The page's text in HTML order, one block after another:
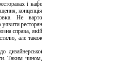
і кафе
концепція
Не варто
ресторан
справа, якій
але також
дизайнерської
Таким чином,